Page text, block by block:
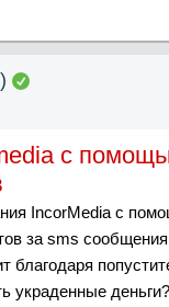
с
IncorMedia с
за sms
благодаря
украденные деньги?